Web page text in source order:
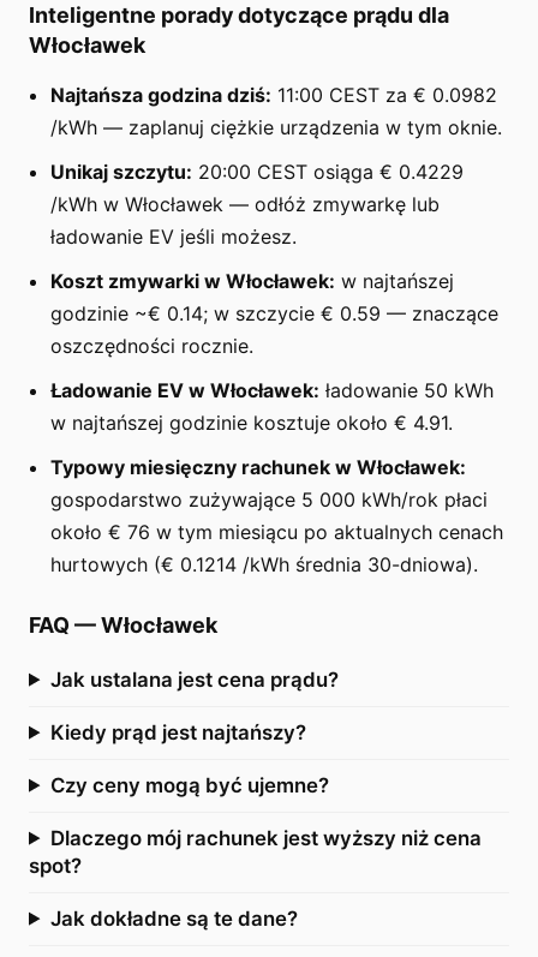
Inteligentne porady dotyczące prądu dla
Włocławek
Najtańsza godzina dziś: 11:00 CEST za € 0.0982
/kWh — zaplanuj ciężkie urządzenia w tym oknie.
Unikaj szczytu: 20:00 CEST osiąga € 0.4229
/kWh w Włocławek — odłóż zmywarkę lub
ładowanie EV jeśli możesz.
Koszt zmywarki w Włocławek: w najtańszej
godzinie ~€ 0.14; w szczycie € 0.59 — znaczące
oszczędności rocznie.
Ładowanie EV w Włocławek: ładowanie 50 kWh
w najtańszej godzinie kosztuje około € 4.91.
Typowy miesięczny rachunek w Włocławek:
gospodarstwo zużywające 5 000 kWh/rok płaci
około € 76 w tym miesiącu po aktualnych cenach
hurtowych (€ 0.1214 /kWh średnia 30-dniowa).
FAQ —Włocławek
Jak ustalana jest cena prądu?
Kiedy prąd jest najtańszy?
Czy ceny mogą być ujemne?
Dlaczego mój rachunek jest wyższy niż cena
spot?
Jak dokładne są te dane?